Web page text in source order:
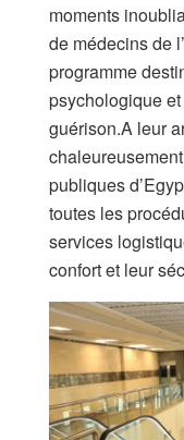
moments
de médecins de
programme
psychologique
guérison.A leur
publiques
toutes les
services
confort et leur